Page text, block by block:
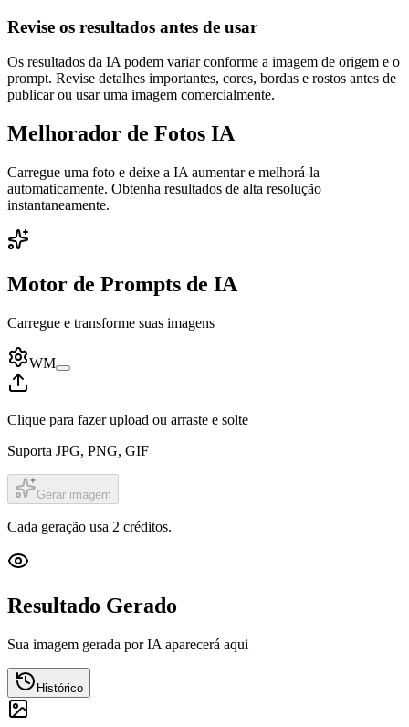
Revise os resultados antes de usar
Os resultados da IA podem variar conforme a imagem de origem e o
prompt. Revise detalhes importantes, cores, bordas e rostos antes de
publicar ou usar uma imagem comercialmente.
Melhorador de Fotos IA
Carregue uma foto e deixe a IA aumentar e melhorá-la
automaticamente. Obtenha resultados de alta resolução
instantaneamente.
Motor de Prompts de IA
Carregue e transforme suas imagens
WM
Clique para fazer upload ou arraste e solte
Suporta JPG, PNG, GIF
Gerar imagem
Cada geração usa 2 créditos.
Resultado Gerado
Sua imagem gerada por IA aparecerá aqui
Histórico